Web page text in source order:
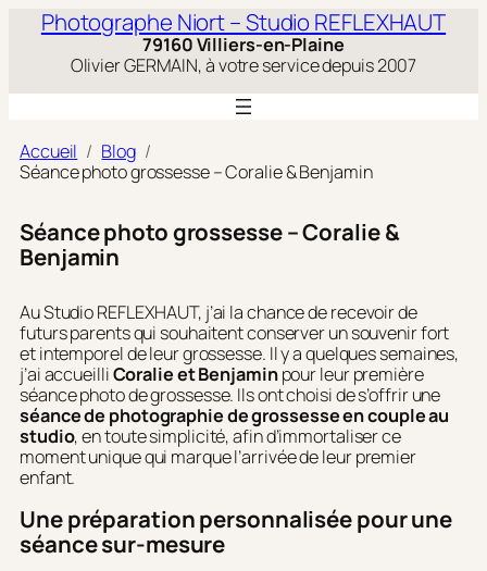
Aller
contenu
Photographe Niort – Studio REFLEXHAUT
79160 Villiers-en-Plaine
Olivier GERMAIN, à votre service depuis 2007
Accueil
Blog
Séance photo grossesse – Coralie & Benjamin
Séance photo grossesse – Coralie &
Benjamin
Au Studio REFLEXHAUT, j’ai la chance de recevoir de
futurs parents qui souhaitent conserver un souvenir fort
et intemporel de leur grossesse. Il y a quelques semaines,
j’ai accueilliCoralie et Benjaminpour leur première
séance photo de grossesse. Ils ont choisi de s’offrir une
séance de photographie de grossesse en couple au
studio, en toute simplicité, afin d’immortaliser ce
moment unique qui marque l’arrivée de leur premier
enfant.
Une préparation personnalisée pour une
séance sur-mesure